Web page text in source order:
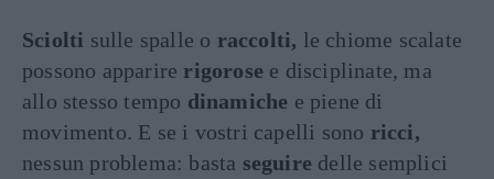
Sciolti sulle spalle o raccolti, le chiome scalate
possono apparire rigorose e disciplinate, ma
allo stesso tempo dinamiche e piene di
movimento. E se i vostri capelli sono ricci,
nessun problema: basta seguire delle semplici